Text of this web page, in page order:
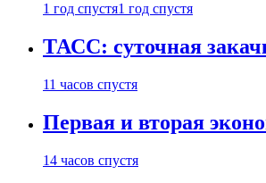
1 год спустя1 год спустя
ТАСС: суточная
11 часов спустя
Первая и вторая
14 часов спустя